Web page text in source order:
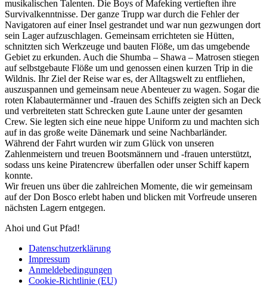
musikalischen Talenten. Die Boys of Mafeking vertieften ihre
Survivalkenntnisse. Der ganze Trupp war durch die Fehler der
Navigatoren auf einer Insel gestrandet und war nun gezwungen dort
sein Lager aufzuschlagen. Gemeinsam errichteten sie Hütten,
schnitzten sich Werkzeuge und bauten Flöße, um das umgebende
Gebiet zu erkunden. Auch die Shumba – Shawa – Matrosen stiegen
auf selbstgebaute Flöße um und genossen einen kurzen Trip in die
Wildnis. Ihr Ziel der Reise war es, der Alltagswelt zu entfliehen,
auszuspannen und gemeinsam neue Abenteuer zu wagen. Sogar die
roten Klabautermänner und -frauen des Schiffs zeigten sich an Deck
und verbreiteten statt Schrecken gute Laune unter der gesamten
Crew. Sie legten sich eine neue hippe Uniform zu und machten sich
auf in das große weite Dänemark und seine Nachbarländer.
Während der Fahrt wurden wir zum Glück von unseren
Zahlenmeistern und treuen Bootsmännern und -frauen unterstützt,
sodass uns keine Piratencrew überfallen oder unser Schiff kapern
konnte.
Wir freuen uns über die zahlreichen Momente, die wir gemeinsam
auf der Don Bosco erlebt haben und blicken mit Vorfreude unseren
nächsten Lagern entgegen.
Ahoi und Gut Pfad!
Datenschutzerklärung
Impressum
Anmeldebedingungen
Cookie-Richtlinie (EU)